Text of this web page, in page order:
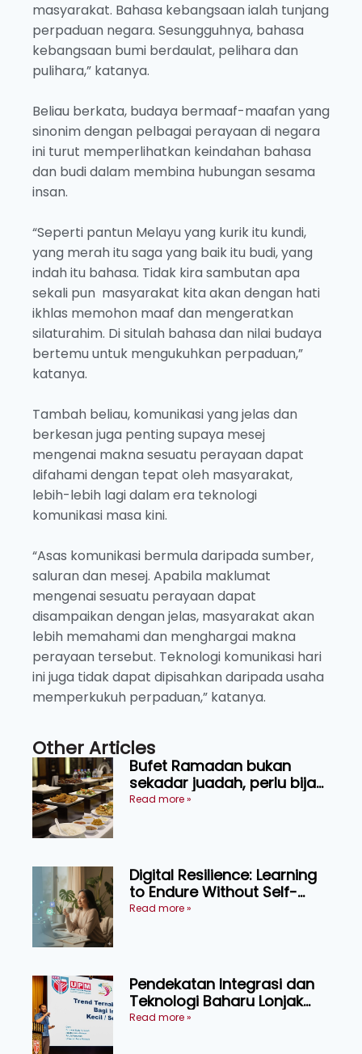
masyarakat. Bahasa kebangsaan ialah tunjang
perpaduan negara. Sesungguhnya, bahasa
kebangsaan bumi berdaulat, pelihara dan
pulihara,” katanya.
Beliau berkata, budaya bermaaf-maafan yang
sinonim dengan pelbagai perayaan di negara
ini turut memperlihatkan keindahan bahasa
dan budi dalam membina hubungan sesama
insan.
“Seperti pantun Melayu yang kurik itu kundi,
yang merah itu saga yang baik itu budi, yang
indah itu bahasa. Tidak kira sambutan apa
sekali pun masyarakat kita akan dengan hati
ikhlas memohon maaf dan mengeratkan
silaturahim. Di situlah bahasa dan nilai budaya
bertemu untuk mengukuhkan perpaduan,”
katanya.
Tambah beliau, komunikasi yang jelas dan
berkesan juga penting supaya mesej
mengenai makna sesuatu perayaan dapat
difahami dengan tepat oleh masyarakat,
lebih-lebih lagi dalam era teknologi
komunikasi masa kini.
“Asas komunikasi bermula daripada sumber,
saluran dan mesej. Apabila maklumat
mengenai sesuatu perayaan dapat
disampaikan dengan jelas, masyarakat akan
lebih memahami dan menghargai makna
perayaan tersebut. Teknologi komunikasi hari
ini juga tidak dapat dipisahkan daripada usaha
memperkukuh perpaduan,” katanya.
Other Articles
Bufet Ramadan bukan
sekadar juadah, perlu bijak
memilih dan selamat
Read more »
Digital Resilience: Learning
to Endure Without Self-
Pressure
Read more »
Pendekatan Integrasi dan
Teknologi Baharu Lonjak
Produktiviti Ternakan
Read more »